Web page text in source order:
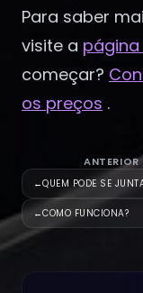
Para saber
visite a página
começar?
os preços .
ANTERIOR
←
←COMO FUNCIONA?